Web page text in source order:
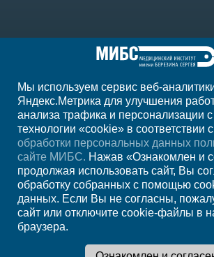
8 (499) 785-91-
ежедневно с 07:00 до
РегионМосква
Записаться на
прием
Мы используем сервис веб-
Яндекс.Метрика для улучшения
анализа трафика и персонализации
технологии «cookie» в соответствии с
обработки персональных данных
сайте МИБС. Нажав «Ознакомлен и
продолжая использовать сайт, Вы
обработку собранных с помощью
данных. Если Вы не согласны,
сайт или отключите cookie-файлы в
браузера.